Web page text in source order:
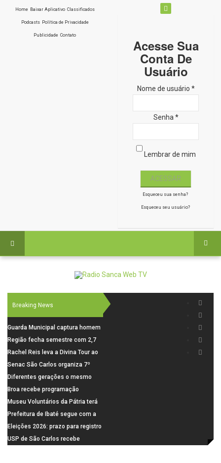
Home Baixar Aplicativo Classificados
Podcasts Política de Privacidade
Publicidade Contato
Acesse Sua
Conta De
Usuário
Nome de usuário *
Senha *
Lembrar de mim
Esqueceu sua senha?
Esqueceu seu usuário?
Breaking News
Guarda Municipal captura homem
procurado pela Justiça durante
patrulhamento em São Carlos
Região fecha semestre com 2,7
mil novosempregos e retoma
saldo positivo em junho
Rachel Reis leva a Divina Tour ao
interior de São Paulo com shows
inéditos em São Carlos e Jundiaí
Senac São Carlos organiza 7º
Fórum Internacional Senac de
Educadores com debates sobre
pensamento crítico, leitura e
diversidade
Diferentes gerações o mesmo
amor: pais do Saae contam como
a paternidade transformou suas
histórias
Broa recebe programação
esportiva com corrida, vela e
demonstração de paramotor
Museu Voluntários da Pátria terá
horário especial nesta segunda-
feira (10)
Prefeitura de Ibaté segue com a
Campanha do Agasalho segue
durante o mês de agosto
Eleições 2026: prazo para registro
de candidaturas acaba em 15 de
USP de São Carlos recebe